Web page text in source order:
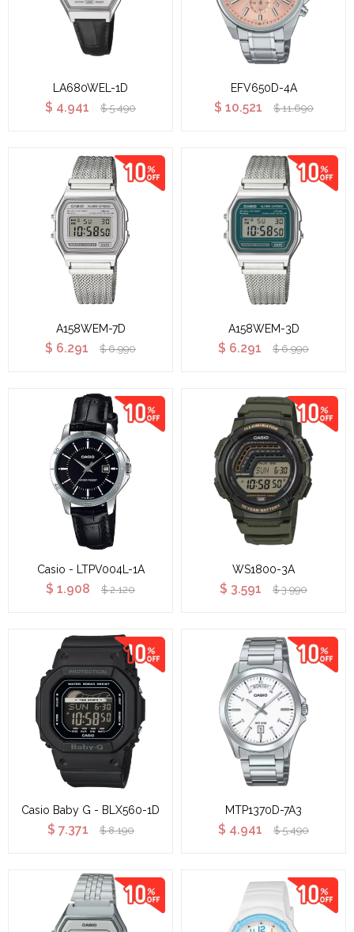
LA680WEL-1D
$ 4.941 $ 5.490
EFV650D-4A
$ 10.521 $ 11.690
A158WEM-7D
$ 6.291 $ 6.990
A158WEM-3D
$ 6.291 $ 6.990
Casio - LTPV004L-1A
$ 1.908 $ 2.120
WS1800-3A
$ 3.591 $ 3.990
Casio Baby G - BLX560-1D
$ 7.371 $ 8.190
MTP1370D-7A3
$ 4.941 $ 5.490